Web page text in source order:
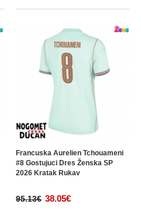
Francuska Aurelien Tchouameni
#8 Gostujuci Dres Ženska SP
2026 Kratak Rukav
95.13€ 38.05€